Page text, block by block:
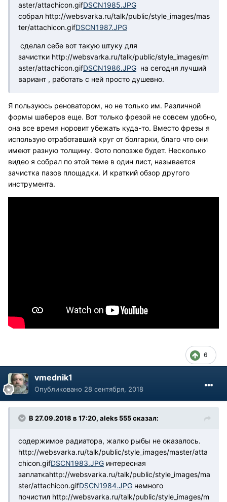
aster/attachicon.gifDSCN1985.JPG
собрал http://websvarka.ru/talk/public/style_images/mas
ter/attachicon.gifDSCN1987.JPG
сделал себе вот такую штуку для
зачистки http://websvarka.ru/talk/public/style_images/m
aster/attachicon.gifDSCN1986.JPG на сегодня лучший
вариант , работать с ней просто душевно.
Я пользуюсь реноватором, но не только им. Различной
формы шаберов еще. Вот только фрезой не совсем удобно,
она все время норовит убежать куда-то. Вместо фрезы я
использую отработавший круг от болгарки, благо что они
имеют разную толщину. Фото попозже будет. Несколько
видео я собрал по этой теме в один лист, называется
зачистка пазов площадки. И краткий обзор другого
инструмента.
6
vmednik1
Опубликовано 28 сентября, 2018
В 27.09.2018 в 17:20, aleks 555 сказал:
содержимое радиатора, жалко рыбы не оказалось.
http://websvarka.ru/talk/public/style_images/master/atta
chicon.gifDSCN1983.JPG интересная
заплаткаhttp://websvarka.ru/talk/public/style_images/ma
ster/attachicon.gifDSCN1984.JPG немного
почистил http://websvarka.ru/talk/public/style_images/m